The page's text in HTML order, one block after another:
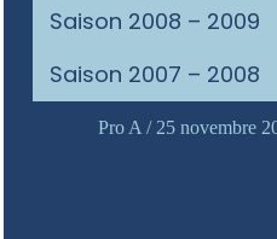
Saison 2008 – 2009
Saison 2007 – 2008
Pro A / 25 novembre